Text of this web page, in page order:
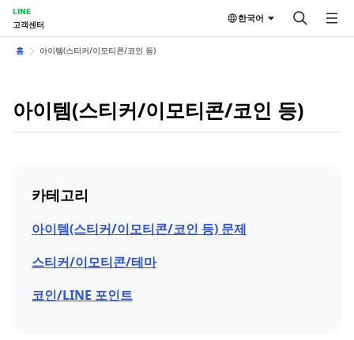
LINE
고객센터
한국어
홈 아이템(스티커/이모티콘/코인 등)
아이템(스티커/이모티콘/코인 등)
카테고리
아이템(스티커/이모티콘/코인 등) 문제
스티커/이모티콘/테마
코인/LINE 포인트